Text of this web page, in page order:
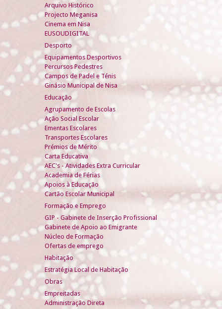
Arquivo Histórico
Projecto Meganisa
Cinema em Nisa
EUSOUDIGITAL
Desporto
Equipamentos Desportivos
Percursos Pedestres
Campos de Padel e Ténis
Ginásio Municipal de Nisa
Educação
Agrupamento de Escolas
Ação Social Escolar
Ementas Escolares
Transportes Escolares
Prémios de Mérito
Carta Educativa
AEC's - Atividades Extra Curricular
Academia de Férias
Apoios à Educação
Cartão Escolar Municipal
Formação e Emprego
GIP - Gabinete de Inserção Profissional
Gabinete de Apoio ao Emigrante
Núcleo de Formação
Ofertas de emprego
Habitação
Estratégia Local de Habitação
Obras
Empreitadas
Administração Direta